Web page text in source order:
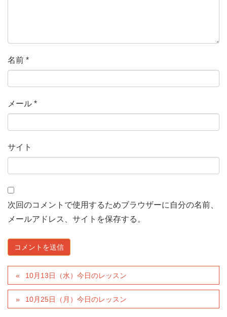
名前 *
メール *
サイト
次回のコメントで使用するためブラウザーに自分の名前、
メールアドレス、サイトを保存する。
10月13日（水）今日のレッスン
10月25日（月）今日のレッスン